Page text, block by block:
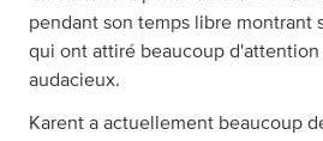
pendant son temps libre montrant
qui ont attiré beaucoup d'attention
audacieux.
Karent a actuellement beaucoup